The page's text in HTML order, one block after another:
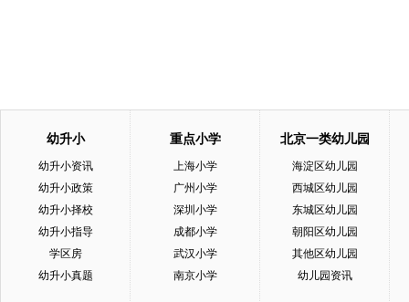
幼升小
幼升小资讯
幼升小政策
幼升小择校
幼升小指导
学区房
幼升小真题
重点小学
上海小学
广州小学
深圳小学
成都小学
武汉小学
南京小学
北京一类幼儿园
海淀区幼儿园
西城区幼儿园
东城区幼儿园
朝阳区幼儿园
其他区幼儿园
幼儿园资讯